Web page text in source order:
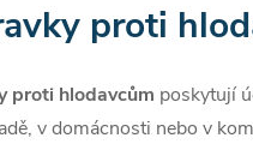
proti
proti hlodavcům poskytují
v domácnosti nebo v